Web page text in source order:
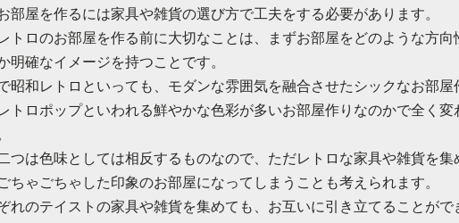
部屋を作るには家具や雑貨の選び方で工夫をする必要があります。
トロのお部屋を作る前に大切なことは、まずお部屋をどのような方向
明確なイメージを持つことです。
昭和レトロといっても、モダンな雰囲気を融合させたシックなお部屋
トロポップといわれる鮮やかな色彩が多いお部屋作りなのかで全く変
つは色味としては相反するものなので、ただレトロな家具や雑貨を集
ちゃごちゃした印象のお部屋になってしまうことも考えられます。
れのテイストの家具や雑貨を集めても、お互いに引き立てることがで